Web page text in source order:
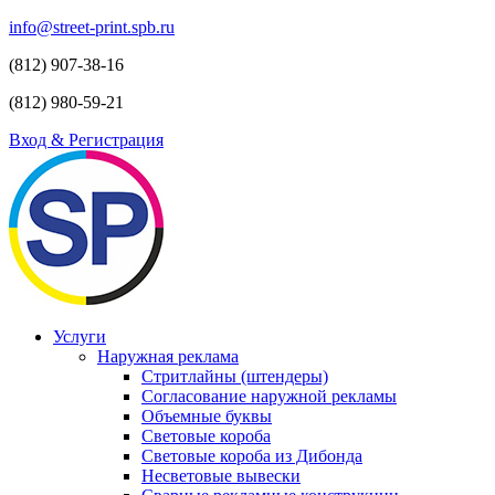
info@street-print.spb.ru
(812) 907-38-16
(812) 980-59-21
Вход & Регистрация
Услуги
Наружная реклама
Стритлайны (штендеры)
Согласование наружной рекламы
Объемные буквы
Световые короба
Световые короба из Дибонда
Несветовые вывески